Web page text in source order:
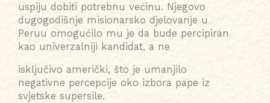
uspiju dobiti potrebnu većinu. Njegovo
dugogodišnje misionarsko djelovanje u
Peruu omogućilo mu je da bude percipiran
kao univerzalniji kandidat, a ne
isključivo američki, što je umanjilo
negativne percepcije oko izbora pape iz
svjetske supersile.